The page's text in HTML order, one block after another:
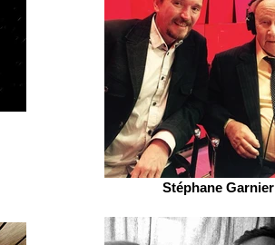
Stéphane Garnier